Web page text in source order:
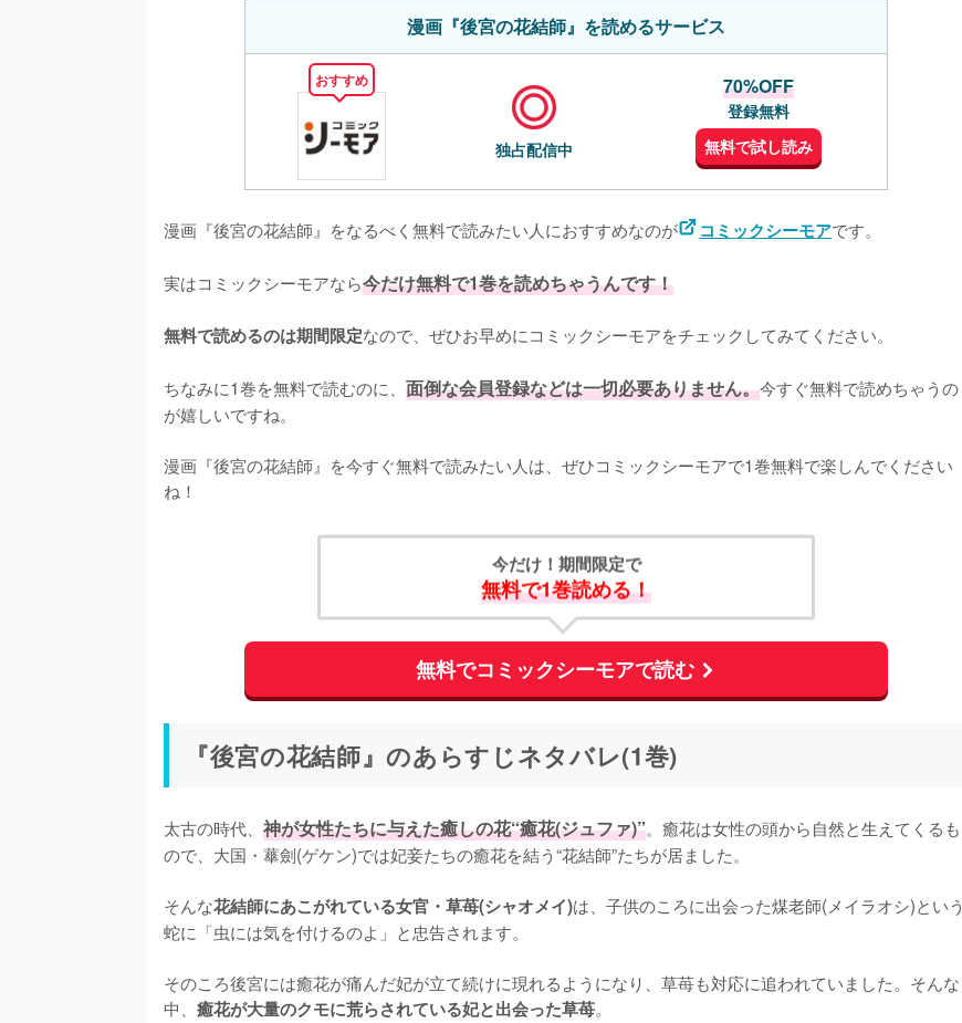
漫画『後宮の花結師』を読めるサービス
おすすめ
独占配信中
70%OFF
登録無料
無料で試し読み
漫画『後宮の花結師』をなるべく無料で読みたい人におすすめなのが コミックシーモアです。
実はコミックシーモアなら今だけ無料で1巻を読めちゃうんです！
無料で読めるのは期間限定なので、ぜひお早めにコミックシーモアをチェックしてみてください。
ちなみに1巻を無料で読むのに、 面倒な会員登録などは一切必要ありません。今すぐ無料で読めちゃうの
が嬉しいですね。
漫画『後宮の花結師』を今すぐ無料で読みたい人は、ぜひコミックシーモアで1巻無料で楽しんでください
ね！
今だけ！期間限定で
無料で1巻読める！
無料でコミックシーモアで読む
『後宮の花結師』のあらすじネタバレ(1巻)
太古の時代、 神が女性たちに与えた癒しの花“癒花(ジュファ)”。癒花は女性の頭から自然と生えてくるも
ので、大国・蕐劍(ゲケン)では妃妾たちの癒花を結う“花結師”たちが居ました。
そんな花結師にあこがれている女官・草苺(シャオメイ)は、子供のころに出会った煤老師(メイラオシ)という
蛇に「虫には気を付けるのよ」と忠告されます。
そのころ後宮には癒花が痛んだ妃が立て続けに現れるようになり、草苺も対応に追われていました。そんな
中、 癒花が大量のクモに荒らされている妃と出会った草苺。